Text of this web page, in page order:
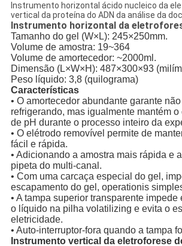
Instrumento horizontal ácido nucleico da
vertical da proteína do ADN da análise da
Instrumento horizontal da
Tamanho do gel (W×L): 245×250mm.
Volume de amostra: 19~364
Volume de amortecedor: ~2000ml.
Dimensão (L×W×H): 487×300×93
Peso líquido: 3,8 (quilograma)
Características
• O amortecedor abundante garante
refrigerando, mas igualmente mantém
de pH durante o processo inteiro da
• O elétrodo removível permite de
fácil e rápida.
• Adicionando a amostra mais rápida e
pipeta do multi-canal.
• Com uma carcaça especial do gel,
escapamento do gel, operationis
• A tampa superior transparente impede
o líquido na pilha volatilizing e evita o
eletricidade.
• Auto-interruptor-fora quando a tampa
Instrumento vertical da eletroforese